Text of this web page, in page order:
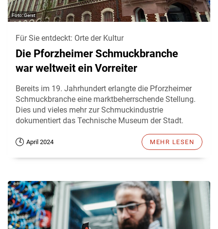
Gerst
Für Sie entdeckt: Orte der Kultur
Die Pforzheimer Schmuckbranche
war weltweit ein Vorreiter
Bereits im 19. Jahrhundert erlangte die Pforzheimer
Schmuckbranche eine marktbeherrschende Stellung.
Dies und vieles mehr zur Schmuckindustrie
dokumentiert das Technische Museum der Stadt.
April 2024 MEHR LESEN